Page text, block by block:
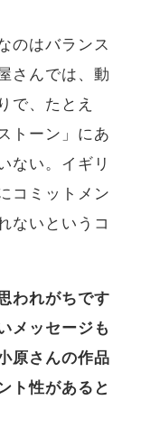
のはバランス
さんでは、動
で、たとえ
トーン」にあ
ない。イギリ
コミットメン
ないというコ
われがちです
メッセージも
原さんの作品
ト性があると